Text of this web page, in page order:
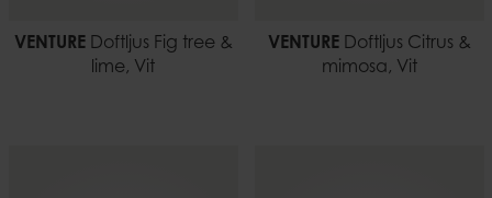
VENTUREDoftljus Fig tree &
lime, Vit
VENTUREDoftljus Citrus &
mimosa, Vit